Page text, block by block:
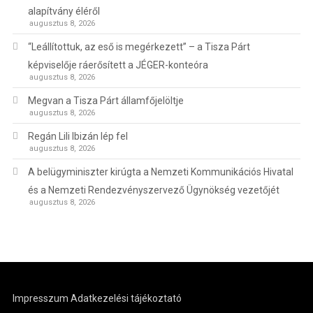
alapítvány éléről
augusztus 8, 2026
“Leállítottuk, az eső is megérkezett” – a Tisza Párt
képviselője ráerősített a JÉGER-konteóra
augusztus 8, 2026
Megvan a Tisza Párt államfőjelöltje
augusztus 8, 2026
Regán Lili Ibizán lép fel
augusztus 8, 2026
A belügyminiszter kirúgta a Nemzeti Kommunikációs Hivatal
és a Nemzeti Rendezvényszervező Ügynökség vezetőjét
augusztus 8, 2026
Impresszum Adatkezelési tájékoztató